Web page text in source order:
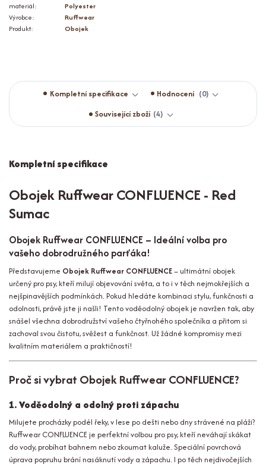
materiál:
Polyester
Výrobce:
Ruffwear
Produkt:
Obojek
Kompletní specifikace Hodnocení
0
Související zboží 4
Kompletní specifikace
Obojek Ruffwear CONFLUENCE - Red
Sumac
Obojek Ruffwear CONFLUENCE – Ideální volba pro
vašeho dobrodružného parťáka!
Představujeme Obojek Ruffwear CONFLUENCE– ultimátní obojek
určený pro psy, kteří milují objevování světa, a to i v těch nejmokřejších a
nejšpinavějších podmínkách. Pokud hledáte kombinaci stylu, funkčnosti a
odolnosti, právě jste ji našli! Tento voděodolný obojek je navržen tak, aby
snášel všechna dobrodružství vašeho čtyřnohého společníka a přitom si
zachoval svou čistotu, svěžest a funkčnost. Už žádné kompromisy mezi
kvalitním materiálem a praktičností!
Proč si vybrat Obojek Ruffwear CONFLUENCE?
1. Voděodolný a odolný proti zápachu
Milujete procházky podél řeky, v lese po dešti nebo dny strávené na pláži?
Ruffwear CONFLUENCE je perfektní volbou pro psy, kteří neváhají skákat
do vody, probíhat bahnem nebo zkoumat kaluže. Speciální povrchová
úprava popruhu brání nasáknutí vody a zápachu. I po těch nejdivočejších